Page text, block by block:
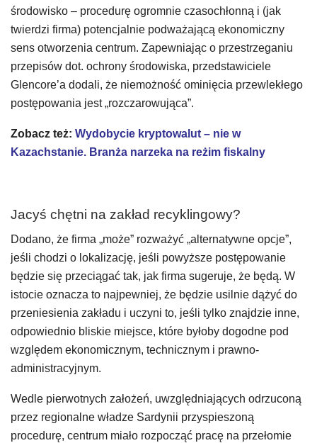
środowisko – procedurę ogromnie czasochłonną i (jak
twierdzi firma) potencjalnie podważającą ekonomiczny
sens otworzenia centrum. Zapewniając o przestrzeganiu
przepisów dot. ochrony środowiska, przedstawiciele
Glencore’a dodali, że niemożność ominięcia przewlekłego
postępowania jest „rozczarowująca”.
Zobacz też: Wydobycie kryptowalut – nie w
Kazachstanie. Branża narzeka na reżim fiskalny
Jacyś chętni na zakład recyklingowy?
Dodano, że firma „może” rozważyć „alternatywne opcje”,
jeśli chodzi o lokalizację, jeśli powyższe postępowanie
będzie się przeciągać tak, jak firma sugeruje, że będą. W
istocie oznacza to najpewniej, że będzie usilnie dążyć do
przeniesienia zakładu i uczyni to, jeśli tylko znajdzie inne,
odpowiednio bliskie miejsce, które byłoby dogodne pod
względem ekonomicznym, technicznym i prawno-
administracyjnym.
Wedle pierwotnych założeń, uwzględniających odrzuconą
przez regionalne władze Sardynii przyspieszoną
procedurę, centrum miało rozpocząć pracę na przełomie